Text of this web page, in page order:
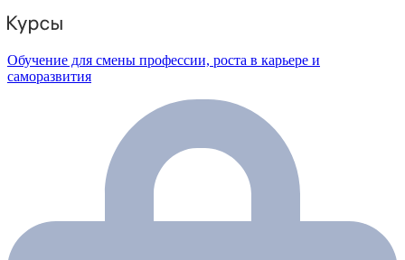
Обучение для смены профессии, роста в карьере и
саморазвития